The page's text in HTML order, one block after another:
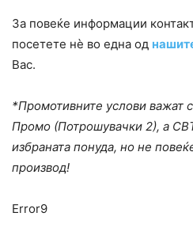
За повеќе информации
посетете нѐ во една од
Вас.
*Промотивните услови важат
Промо (Потрошувачки 2), а
избраната понуда, но не
производ!
Error9